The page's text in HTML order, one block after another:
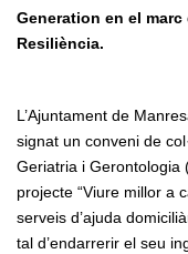
Generation en el
Resiliència.
L’Ajuntament de
signat un conveni de
Geriatria i Gerontologia
projecte “Viure millor a
serveis d’ajuda
tal d’endarrerir el seu